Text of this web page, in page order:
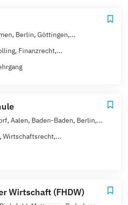
Berlin, Göttingen,...
Finanzrecht,...
Aalen, Baden-Baden, Berlin,...
Wirtschaftsrecht,...
Wirtschaft (FHDW)